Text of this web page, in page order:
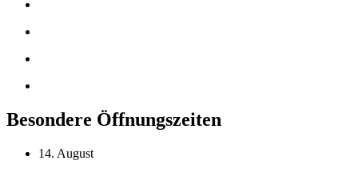
Besondere Öffnungszeiten
14. August